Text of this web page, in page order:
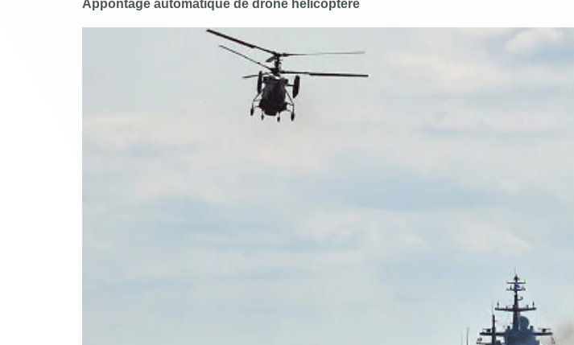
Appontage automatique de drone hélicoptère